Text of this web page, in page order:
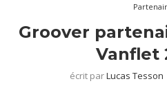
Groover
Vanflet
écrit parLucas Tesson